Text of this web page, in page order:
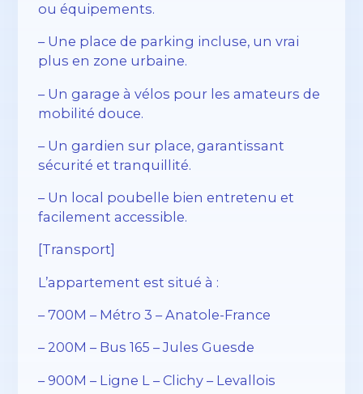
ou équipements.
– Une place de parking incluse, un vrai
plus en zone urbaine.
– Un garage à vélos pour les amateurs de
mobilité douce.
– Un gardien sur place, garantissant
sécurité et tranquillité.
– Un local poubelle bien entretenu et
facilement accessible.
[Transport]
L’appartement est situé à :
– 700M – Métro 3 – Anatole-France
– 200M – Bus 165 – Jules Guesde
– 900M – Ligne L – Clichy – Levallois